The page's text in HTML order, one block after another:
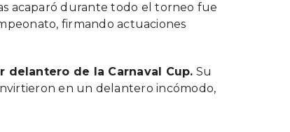
acaparó durante todo el torneo fue
firmando actuaciones
delantero de la Carnaval Cup. Su
en un delantero incómodo,